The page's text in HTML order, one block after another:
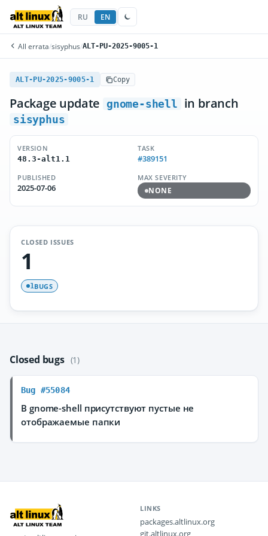
RU EN
All errata/sisyphus/ALT-PU-2025-9005-1
ALT-PU-2025-9005-1 Copy
Package update gnome-shell in branch
sisyphus
VERSION
48.3-alt1.1
TASK
#389151
PUBLISHED
2025-07-06
MAX SEVERITY
NONE
CLOSED ISSUES
1
1BUGS
Closed bugs (1)
Bug #55084
В gnome-shell присутствуют пустые не
отображаемые папки
LINKS
packages.altlinux.org
git.altlinux.org